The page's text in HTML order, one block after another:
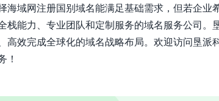
海域网注册国别域名能满足基础需求，但若企
栈能力、专业团队和定制服务的域名服务公司
高效完成全球化的域名战略布局。欢迎访问垦派
！